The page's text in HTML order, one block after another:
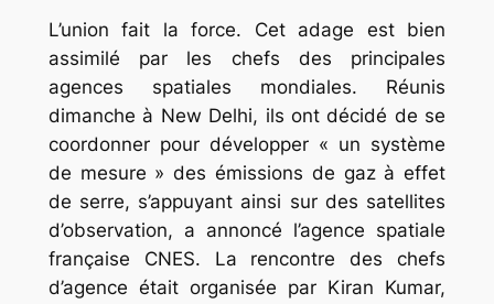
L’union fait la force. Cet adage est bien
assimilé par les chefs des principales
agences spatiales mondiales. Réunis
dimanche à New Delhi, ils ont décidé de se
coordonner pour développer « un système
de mesure » des émissions de gaz à effet
de serre, s’appuyant ainsi sur des satellites
d’observation, a annoncé l’agence spatiale
française CNES. La rencontre des chefs
d’agence était organisée par Kiran Kumar,